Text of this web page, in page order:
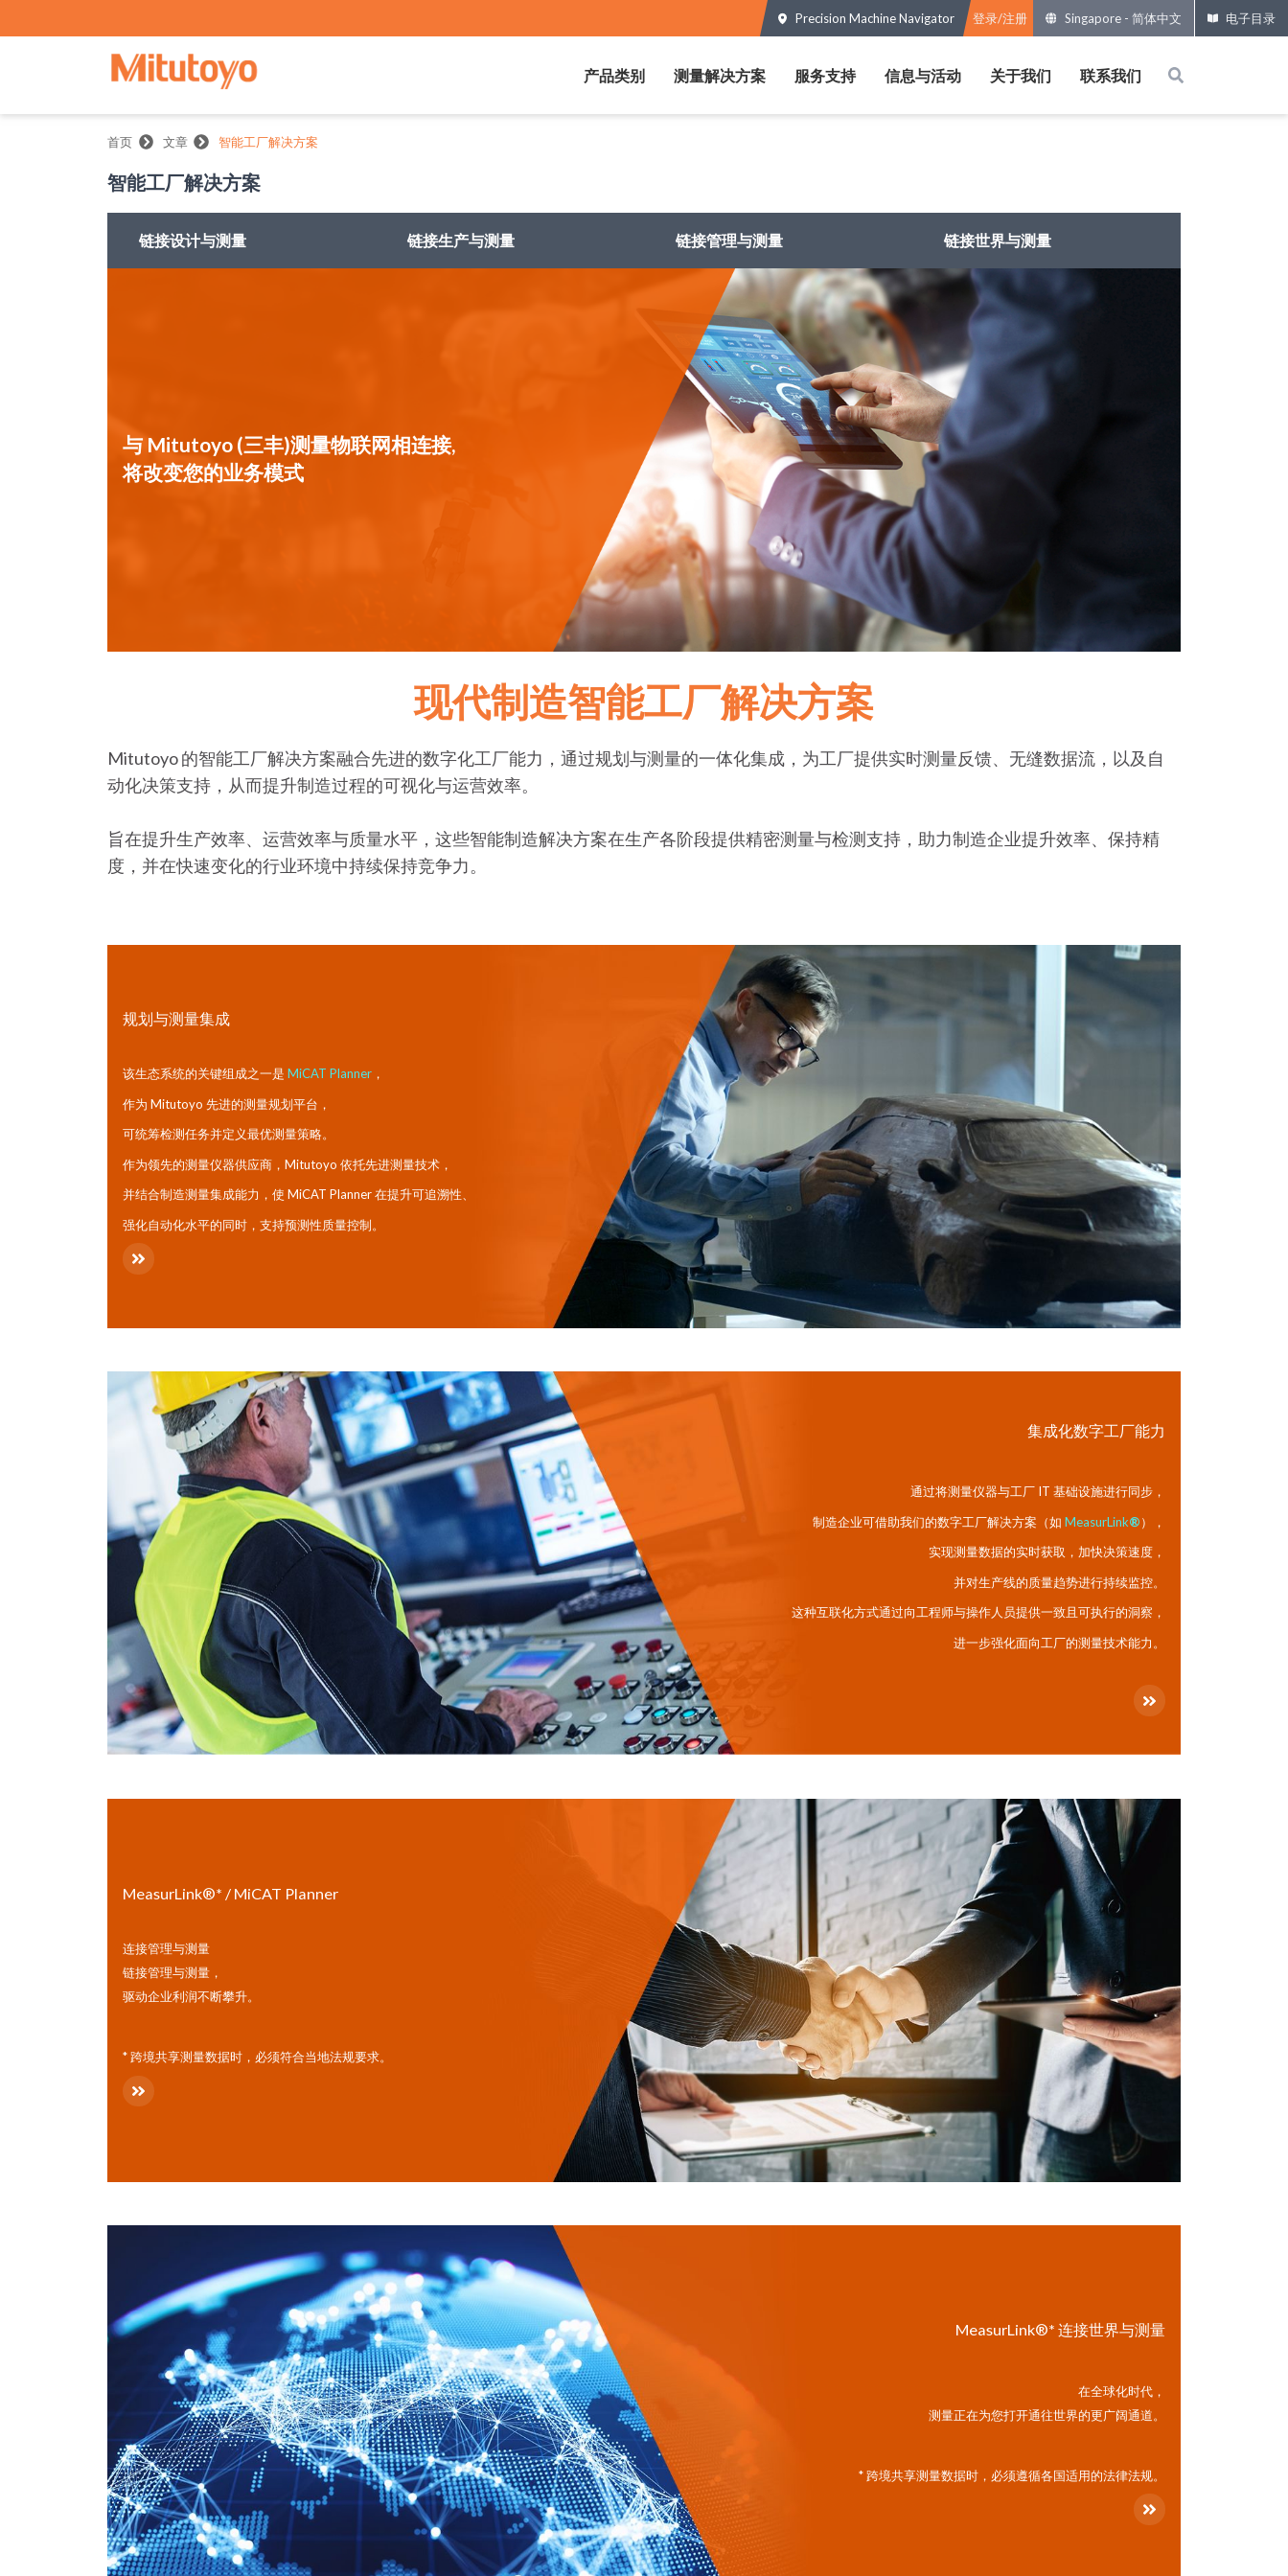
Precision Machine Navigator 登录/注册 Singapore- 简体中文 电子目录
产品类别 测量解决方案 服务支持 信息与活动 关于我们 联系我们
首页 文章 智能工厂解决方案
智能工厂解决方案
链接设计与测量 链接生产与测量 链接管理与测量 链接世界与测量
与 Mitutoyo (三丰)测量物联网相连接,
将改变您的业务模式
现代制造智能工厂解决方案
Mitutoyo 的智能工厂解决方案融合先进的数字化工厂能力，通过规划与测量的一体化集成，为工厂提供实时测量反馈、无缝数据流，以及自
动化决策支持，从而提升制造过程的可视化与运营效率。
旨在提升生产效率、运营效率与质量水平，这些智能制造解决方案在生产各阶段提供精密测量与检测支持，助力制造企业提升效率、保持精
度，并在快速变化的行业环境中持续保持竞争力。
规划与测量集成
该生态系统的关键组成之一是MiCAT Planner ，
作为 Mitutoyo 先进的测量规划平台，
可统筹检测任务并定义最优测量策略。
作为领先的测量仪器供应商，Mitutoyo 依托先进测量技术，
并结合制造测量集成能力，使 MiCAT Planner 在提升可追溯性、
强化自动化水平的同时，支持预测性质量控制。
集成化数字工厂能力
通过将测量仪器与工厂 IT 基础设施进行同步，
制造企业可借助我们的数字工厂解决方案（如 MeasurLink®），
实现测量数据的实时获取，加快决策速度，
并对生产线的质量趋势进行持续监控。
这种互联化方式通过向工程师与操作人员提供一致且可执行的洞察，
进一步强化面向工厂的测量技术能力。
MeasurLink®* / MiCAT Planner
连接管理与测量
链接管理与测量，
驱动企业利润不断攀升。
* 跨境共享测量数据时，必须符合当地法规要求。
MeasurLink®* 连接世界与测量
在全球化时代，
测量正在为您打开通往世界的更广阔通道。
* 跨境共享测量数据时，必须遵循各国适用的法律法规。